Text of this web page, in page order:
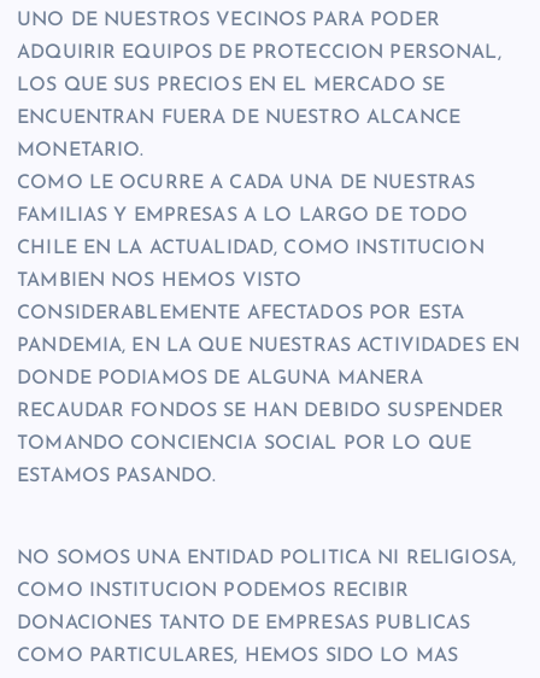
UNO DE NUESTROS VECINOS PARA PODER
ADQUIRIR EQUIPOS DE PROTECCION PERSONAL,
LOS QUE SUS PRECIOS EN EL MERCADO SE
ENCUENTRAN FUERA DE NUESTRO ALCANCE
MONETARIO.
COMO LE OCURRE A CADA UNA DE NUESTRAS
FAMILIAS Y EMPRESAS A LO LARGO DE TODO
CHILE EN LA ACTUALIDAD, COMO INSTITUCION
TAMBIEN NOS HEMOS VISTO
CONSIDERABLEMENTE AFECTADOS POR ESTA
PANDEMIA, EN LA QUE NUESTRAS ACTIVIDADES EN
DONDE PODIAMOS DE ALGUNA MANERA
RECAUDAR FONDOS SE HAN DEBIDO SUSPENDER
TOMANDO CONCIENCIA SOCIAL POR LO QUE
ESTAMOS PASANDO.
NO SOMOS UNA ENTIDAD POLITICA NI RELIGIOSA,
COMO INSTITUCION PODEMOS RECIBIR
DONACIONES TANTO DE EMPRESAS PUBLICAS
COMO PARTICULARES, HEMOS SIDO LO MAS